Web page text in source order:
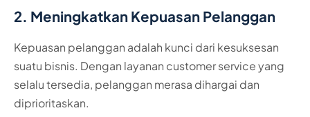
2. Meningkatkan Kepuasan Pelanggan
Kepuasan pelanggan adalah kunci dari kesuksesan
suatu bisnis. Dengan layanan customer service yang
selalu tersedia, pelanggan merasa dihargai dan
diprioritaskan.